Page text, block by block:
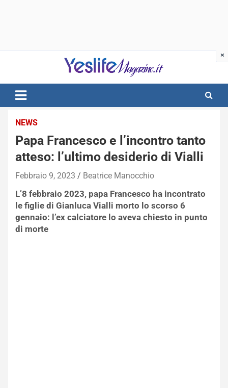
notizie di intrattenimento
NEWS
Papa Francesco e l’incontro tanto
atteso: l’ultimo desiderio di Vialli
Febbraio 9, 2023 Beatrice Manocchio
L’8 febbraio 2023, papa Francesco ha incontrato
le figlie di Gianluca Vialli morto lo scorso 6
gennaio: l’ex calciatore lo aveva chiesto in punto
di morte